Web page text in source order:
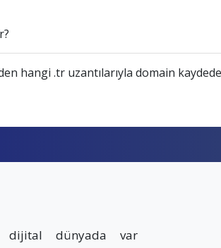
hangi .tr uzantılarıyla domain
dijital dünyada var